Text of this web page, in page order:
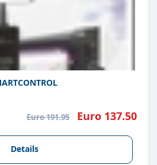
Euro 191.95 Euro 137.50
Details